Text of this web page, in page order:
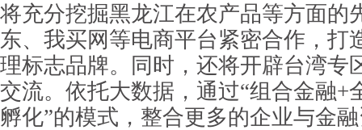
将充分挖掘黑龙江在农产品等方面的
东、我买网等电商平台紧密合作，打
理标志品牌。同时，还将开辟台湾专
交流。依托大数据，通过“组合金融+
孵化”的模式，整合更多的企业与金